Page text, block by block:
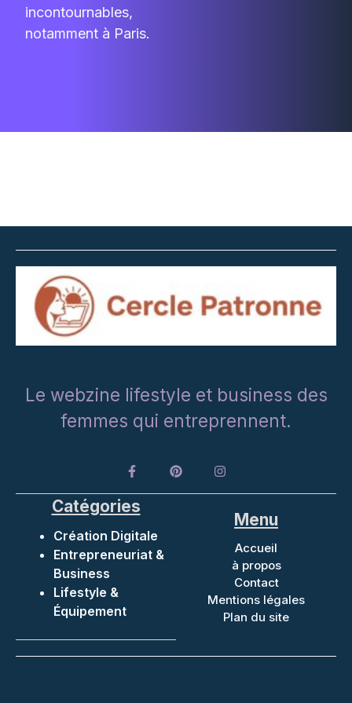
incontournables,
notamment à Paris.
Le webzine lifestyle et business des
femmes qui entreprennent.
Catégories
Création Digitale
Entrepreneuriat &
Business
Lifestyle &
Équipement
Menu
Accueil
à propos
Contact
Mentions légales
Plan du site